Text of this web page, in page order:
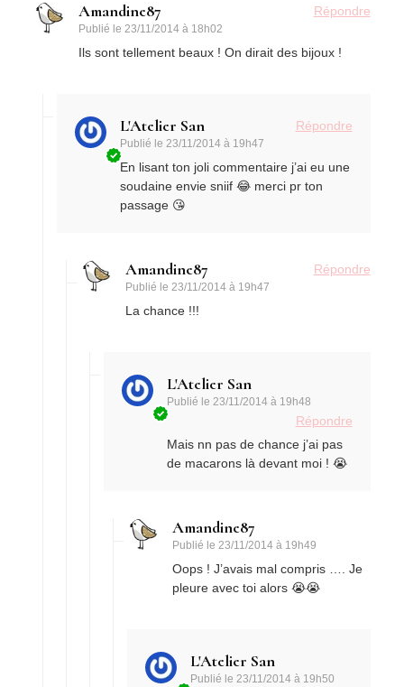
Amandine87
Publié le23/11/2014 à 18h02
Répondre
Ils sont tellement beaux ! On dirait des bijoux !
L'Atelier San
Publié le23/11/2014 à 19h47
Répondre
En lisant ton joli commentaire j’ai eu une
soudaine envie sniif 😂 merci pr ton
passage 😘
Amandine87
Publié le23/11/2014 à 19h47
Répondre
La chance !!!
L'Atelier San
Publié le23/11/2014 à 19h48
Répondre
Mais nn pas de chance j’ai pas
de macarons là devant moi ! 😭
Amandine87
Publié le23/11/2014 à 19h49
Oops ! J’avais mal compris …. Je
pleure avec toi alors 😭😭
L'Atelier San
Publié le23/11/2014 à 19h50